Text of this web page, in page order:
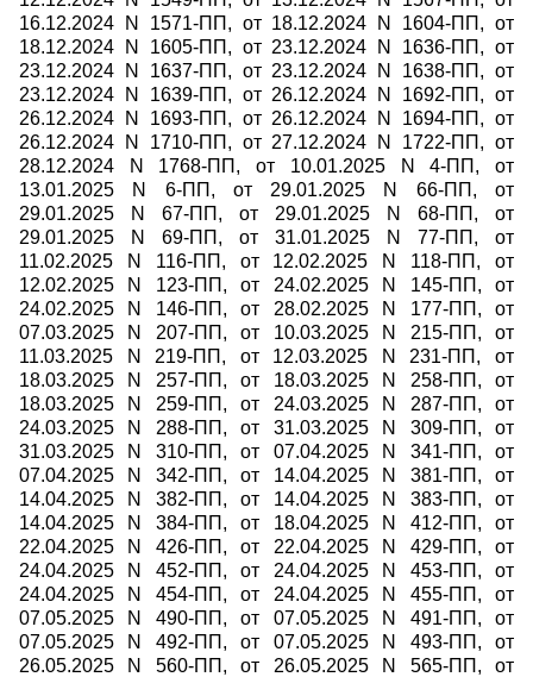
16.12.2024 N 1571-ПП, от 18.12.2024 N 1604-ПП, от
18.12.2024 N 1605-ПП, от 23.12.2024 N 1636-ПП, от
23.12.2024 N 1637-ПП, от 23.12.2024 N 1638-ПП, от
23.12.2024 N 1639-ПП, от 26.12.2024 N 1692-ПП, от
26.12.2024 N 1693-ПП, от 26.12.2024 N 1694-ПП, от
26.12.2024 N 1710-ПП, от 27.12.2024 N 1722-ПП, от
28.12.2024 N 1768-ПП, от 10.01.2025 N 4-ПП, от
13.01.2025 N 6-ПП, от 29.01.2025 N 66-ПП, от
29.01.2025 N 67-ПП, от 29.01.2025 N 68-ПП, от
29.01.2025 N 69-ПП, от 31.01.2025 N 77-ПП, от
11.02.2025 N 116-ПП, от 12.02.2025 N 118-ПП, от
12.02.2025 N 123-ПП, от 24.02.2025 N 145-ПП, от
24.02.2025 N 146-ПП, от 28.02.2025 N 177-ПП, от
07.03.2025 N 207-ПП, от 10.03.2025 N 215-ПП, от
11.03.2025 N 219-ПП, от 12.03.2025 N 231-ПП, от
18.03.2025 N 257-ПП, от 18.03.2025 N 258-ПП, от
18.03.2025 N 259-ПП, от 24.03.2025 N 287-ПП, от
24.03.2025 N 288-ПП, от 31.03.2025 N 309-ПП, от
31.03.2025 N 310-ПП, от 07.04.2025 N 341-ПП, от
07.04.2025 N 342-ПП, от 14.04.2025 N 381-ПП, от
14.04.2025 N 382-ПП, от 14.04.2025 N 383-ПП, от
14.04.2025 N 384-ПП, от 18.04.2025 N 412-ПП, от
22.04.2025 N 426-ПП, от 22.04.2025 N 429-ПП, от
24.04.2025 N 452-ПП, от 24.04.2025 N 453-ПП, от
24.04.2025 N 454-ПП, от 24.04.2025 N 455-ПП, от
07.05.2025 N 490-ПП, от 07.05.2025 N 491-ПП, от
07.05.2025 N 492-ПП, от 07.05.2025 N 493-ПП, от
26.05.2025 N 560-ПП, от 26.05.2025 N 565-ПП, от